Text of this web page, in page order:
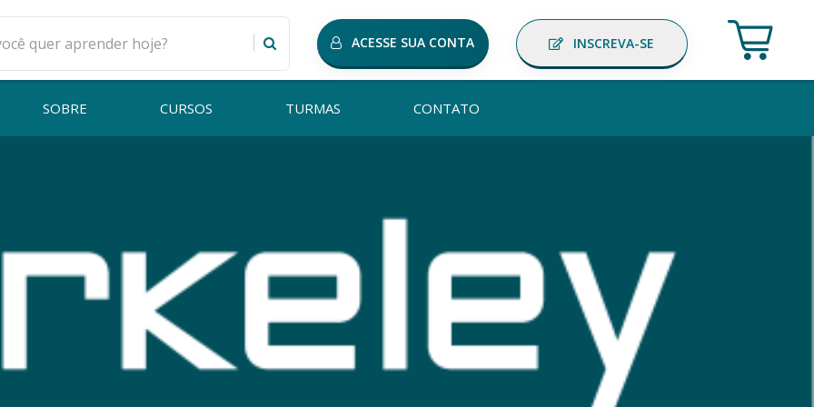
ACESSE SUA CONTA INSCREVA-SE
SOBRE CURSOS TURMAS CONTATO